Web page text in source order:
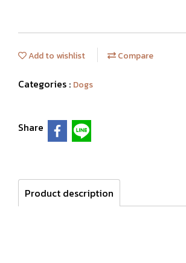
Add to wishlist Compare
Categories : Dogs
Share
Product description